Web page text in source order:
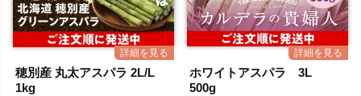
穂別産 丸太アスパラ 2L/L
1kg
ホワイトアスパラ 3L
500g